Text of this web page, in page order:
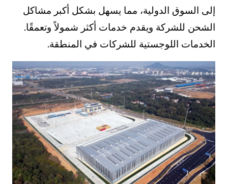
إلى السوق الدولية، مما يسهل بشكل أكبر مشاكل
الشحن للشركة ويقدم خدمات أكثر شمولاً وتعمقًا.
الخدمات اللوجستية للشركات في المنطقة.